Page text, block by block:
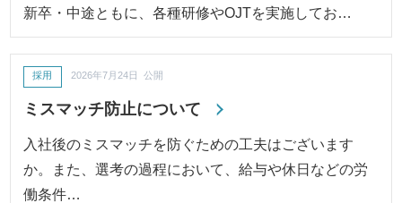
新卒・中途ともに、各種研修やOJTを実施してお…
ミスマッチ防止について
採用 2026年7月24日 公開
入社後のミスマッチを防ぐための工夫はございます
か。また、選考の過程において、給与や休日などの労
働条件…